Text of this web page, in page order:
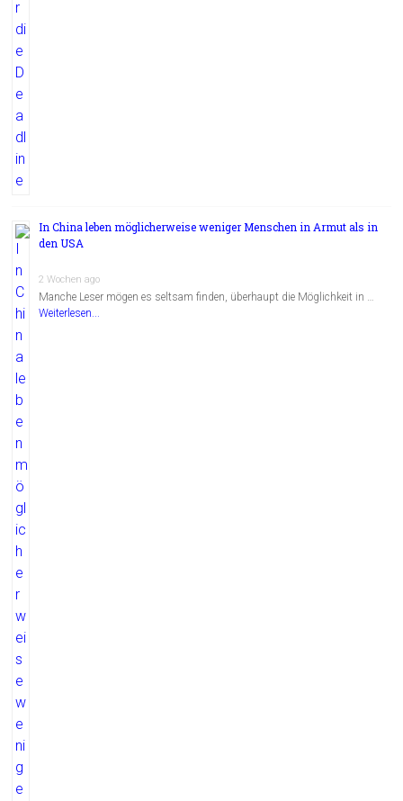
In China leben möglicherweise weniger Menschen in Armut als in
den USA
2 Wochen ago
Manche Leser mögen es seltsam finden, überhaupt die Möglichkeit in …
Weiterlesen...